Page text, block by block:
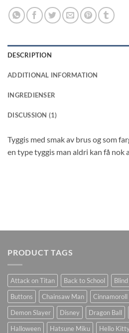
DESCRIPTION
ADDITIONAL INFORMATION
INGREDIENSER
DISCUSSION (1)
Tyggis med smak av brus og som
en type tyggis man aldri kan få nok
PRODUCT TAGS
Attack on Titan Back to School
Buttons
Chainsaw Man Cinnamoroll
Demon Slayer
Disney Dragon Ball
Halloween
Hatsune Miku Hello